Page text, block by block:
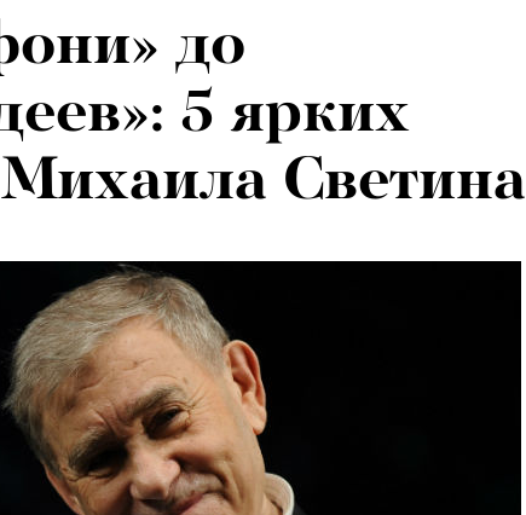
до
5 ярких
Светина